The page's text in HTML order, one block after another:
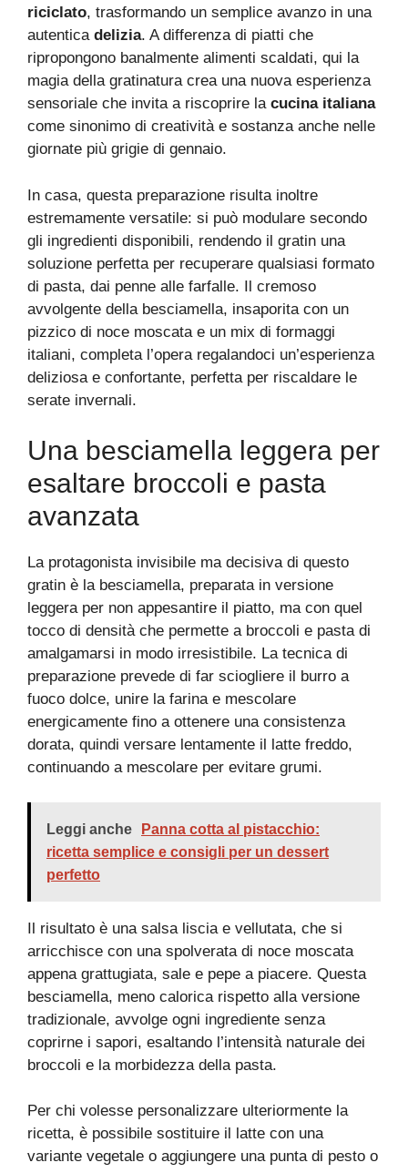
riciclato, trasformando un semplice avanzo in una
autentica delizia. A differenza di piatti che
ripropongono banalmente alimenti scaldati, qui la
magia della gratinatura crea una nuova esperienza
sensoriale che invita a riscoprire la cucina italiana
come sinonimo di creatività e sostanza anche nelle
giornate più grigie di gennaio.
In casa, questa preparazione risulta inoltre
estremamente versatile: si può modulare secondo
gli ingredienti disponibili, rendendo il gratin una
soluzione perfetta per recuperare qualsiasi formato
di pasta, dai penne alle farfalle. Il cremoso
avvolgente della besciamella, insaporita con un
pizzico di noce moscata e un mix di formaggi
italiani, completa l’opera regalandoci un’esperienza
deliziosa e confortante, perfetta per riscaldare le
serate invernali.
Una besciamella leggera per
esaltare broccoli e pasta
avanzata
La protagonista invisibile ma decisiva di questo
gratin è la besciamella, preparata in versione
leggera per non appesantire il piatto, ma con quel
tocco di densità che permette a broccoli e pasta di
amalgamarsi in modo irresistibile. La tecnica di
preparazione prevede di far sciogliere il burro a
fuoco dolce, unire la farina e mescolare
energicamente fino a ottenere una consistenza
dorata, quindi versare lentamente il latte freddo,
continuando a mescolare per evitare grumi.
Leggi anche
Panna cotta al pistacchio:
ricetta semplice e consigli per un dessert
perfetto
Il risultato è una salsa liscia e vellutata, che si
arricchisce con una spolverata di noce moscata
appena grattugiata, sale e pepe a piacere. Questa
besciamella, meno calorica rispetto alla versione
tradizionale, avvolge ogni ingrediente senza
coprirne i sapori, esaltando l’intensità naturale dei
broccoli e la morbidezza della pasta.
Per chi volesse personalizzare ulteriormente la
ricetta, è possibile sostituire il latte con una
variante vegetale o aggiungere una punta di pesto o